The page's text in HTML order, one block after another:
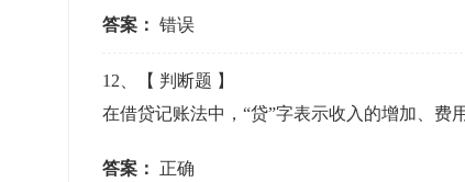
答案： 错误
12 、【 判断题 】
在借贷记账法中，“贷”字表示收入的增加、
答案： 正确